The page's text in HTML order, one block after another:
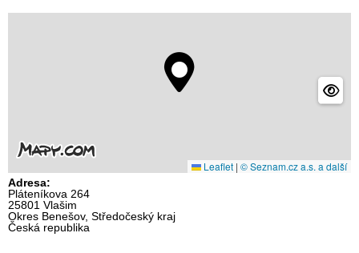
Leaflet | © Seznam.cz a.s. a další
Adresa:
Pláteníkova 264
25801 Vlašim
Okres Benešov, Středočeský kraj
Česká republika